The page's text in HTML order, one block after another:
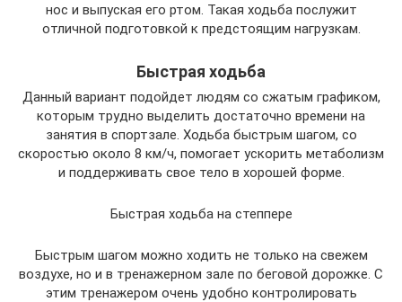
нос и выпуская его ртом. Такая ходьба послужит
отличной подготовкой к предстоящим нагрузкам.
Быстрая ходьба
Данный вариант подойдет людям со сжатым графиком,
которым трудно выделить достаточно времени на
занятия в спортзале. Ходьба быстрым шагом, со
скоростью около 8 км/ч, помогает ускорить метаболизм
и поддерживать свое тело в хорошей форме.
Быстрая ходьба на степпере
Быстрым шагом можно ходить не только на свежем
воздухе, но и в тренажерном зале по беговой дорожке. С
этим тренажером очень удобно контролировать